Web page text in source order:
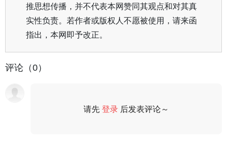
推思想传播，并不代表本网赞同其观点和对其真
实性负责。若作者或版权人不愿被使用，请来函
指出，本网即予改正。
评论（0）
请先登录 后发表评论～